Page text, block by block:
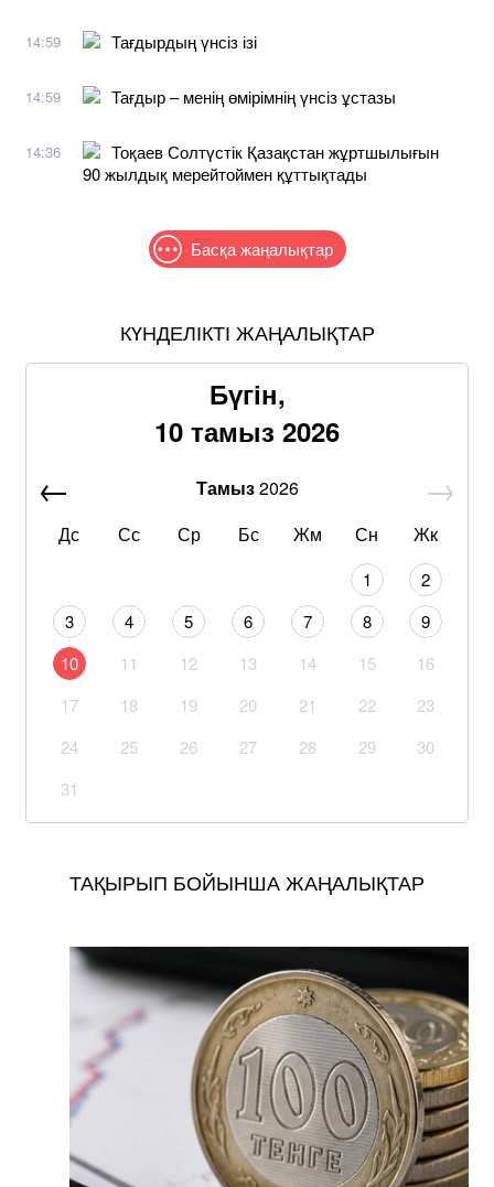
14:59 Тағдырдың үнсіз ізі
14:59 Тағдыр – менің өмірімнің үнсіз ұстазы
14:36
Тоқаев Солтүстік Қазақстан жұртшылығын
90 жылдық мерейтоймен құттықтады
Басқа жаңалықтар
КҮНДЕЛІКТІ ЖАҢАЛЫҚТАР
Бүгін,
10 тамыз 2026
Тамыз2026
Дс
Сс Ср Бс Жм Сн Жк
1
2
3
4 5 6 7 8
9
10
11 12 13 14 15
16
17
18 19 20 21 22
23
24
25 26 27 28 29
30
31
ТАҚЫРЫП БОЙЫНША ЖАҢАЛЫҚТАР